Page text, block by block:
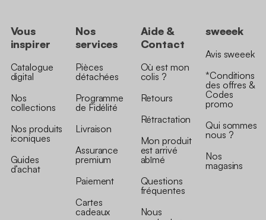
Vous
inspirer
Catalogue
digital
Nos
collections
Nos produits
iconiques
Guides
d’achat
Nos
services
Pièces
détachées
Programme
de Fidélité
Livraison
Assurance
premium
Paiement
Cartes
cadeaux
Aide &
Contact
Où est mon
colis ?
Retours
Rétractation
Mon produit
est arrivé
abîmé
Questions
fréquentes
Nous
sweeek
Avis sweeek
*Conditions
des offres &
Codes
promo
Qui sommes
nous ?
Nos
magasins